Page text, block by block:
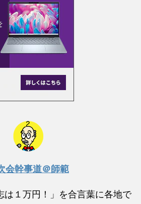
会幹事道＠師範
は１万円！」を合言葉に各地で